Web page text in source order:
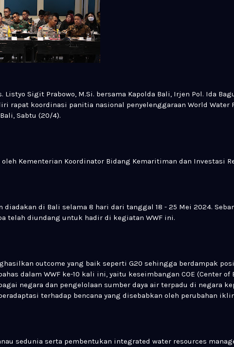
Listyo Sigit Prabowo, M.Si. bersama Kapolda Bali, Irjen Pol. Ida
rapat koordinasi panitia nasional penyelenggaraan World Water
Sabtu (20/4).
Kementerian Koordinator Bidang Kemaritiman dan Investasi
diadakan di Bali selama 8 hari dari tanggal 18 - 25 Mei 2024.
telah diundang untuk hadir di kegiatan WWF ini.
outcome yang baik seperti G20 sehingga berdampak
dalam WWF ke-10 kali ini, yaitu keseimbangan COE (Center of
negara dan pengelolaan sumber daya air terpadu di negara
terhadap bencana yang disebabkan oleh perubahan
sedunia serta pembentukan integrated water resources